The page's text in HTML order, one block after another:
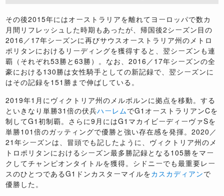
その後2015年にはオーストラリアを離れてヨーロッパで数カ
月間リフレッシュした時期もあったが、帰国後2シーズン目の
2016／17年シーズンに再びサウスオーストラリア州のメトロ
ポリタンにおけるリーディングを獲得すると、翌シーズンも連
覇（それぞれ53勝と63勝）。なお、2016／17年シーズンの全
豪における130勝は女性騎手としての新記録で、翌シーズンに
はその記録を151勝まで伸ばしている。
2019年1月にヴィクトリア州のメルボルンに拠点を移動。する
といきなり単勝31倍の伏兵ハーレムでG1オーストラリアンCを
制してG1初制覇。さらに9月にはG1マカイビーディーヴァSを
単勝101倍のガッティングで優勝と強い存在感を発揮。2020／
21年シーズンは、冒頭でも記したように、ヴィクトリア州のメ
トロポリタンにおけるシーズン最多勝記録となる105勝をマー
クしてチャンピオンタイトルを獲得。シドニーでも最重要レー
スのひとつであるG1ドンカスターマイルをカスカディアンで
優勝した。